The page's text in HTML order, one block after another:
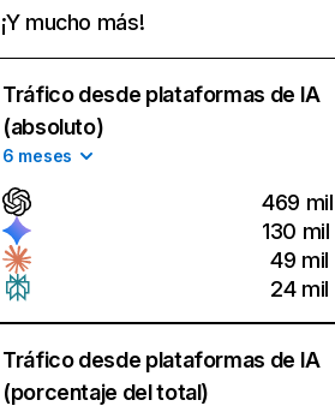
¡Y mucho más!
Tráfico desde plataformas de IA
(absoluto)
6 meses
469 mil
130 mil
49 mil
24 mil
Tráfico desde plataformas de IA
(porcentaje del total)